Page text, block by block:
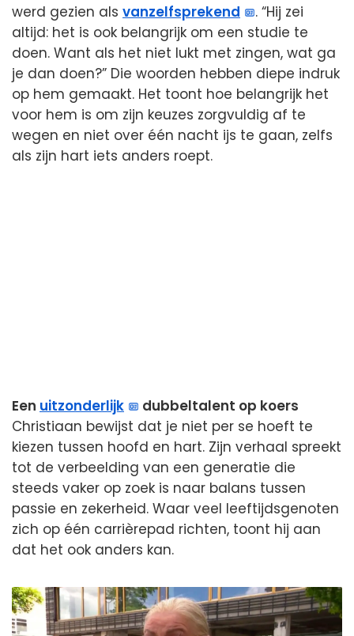
werd gezien als vanzelfsprekend
. “Hij zei
altijd: het is ook belangrijk om een studie te
doen. Want als het niet lukt met zingen, wat ga
je dan doen?” Die woorden hebben diepe indruk
op hem gemaakt. Het toont hoe belangrijk het
voor hem is om zijn keuzes zorgvuldig af te
wegen en niet over één nacht ijs te gaan, zelfs
als zijn hart iets anders roept.
Een uitzonderlijk
dubbeltalent op koers
Christiaan bewijst dat je niet per se hoeft te
kiezen tussen hoofd en hart. Zijn verhaal spreekt
tot de verbeelding van een generatie die
steeds vaker op zoek is naar balans tussen
passie en zekerheid. Waar veel leeftijdsgenoten
zich op één carrièrepad richten, toont hij aan
dat het ook anders kan.